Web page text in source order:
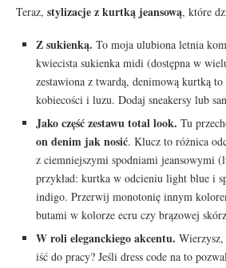
Teraz, stylizacje z kurtką jeansową, które
Z sukienką. To moja ulubiona letnia
kwiecista sukienka midi (dostępna w
zestawiona z twardą, denimową kurtką to
kobiecości i luzu. Dodaj sneakersy lub
Jako część zestawu total look. Tu
on denim jak nosić. Klucz to różnica
z ciemniejszymi spodniami jeansowymi
przykład: kurtka w odcieniu light blue i
indigo. Przerwij monotonię innym
butami w kolorze ecru czy brązowej
W roli eleganckiego akcentu. Wierzysz,
iść do pracy? Jeśli dress code na to